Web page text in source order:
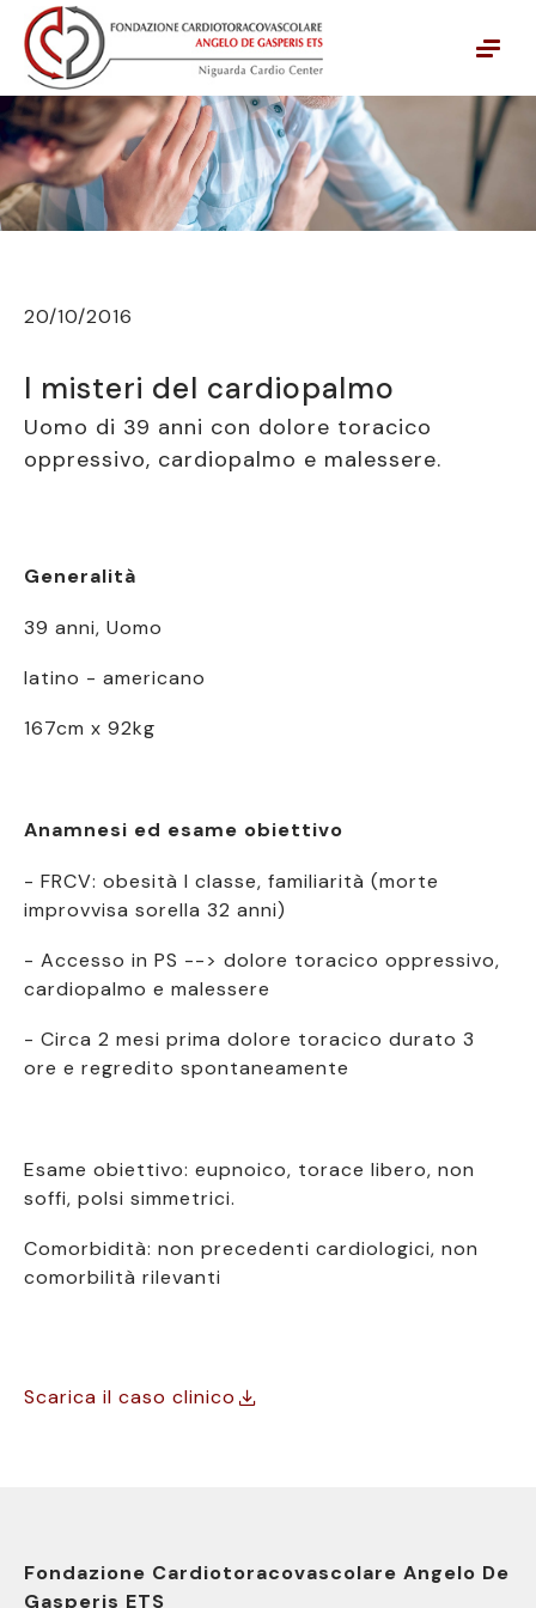
Vai alla navigazione principale
Vai al contenuto principale
20/10/2016
I misteri del cardiopalmo
Uomo di 39 anni con dolore toracico
oppressivo, cardiopalmo e malessere.
Generalità
39 anni, Uomo
latino - americano
167cm x 92kg
Anamnesi ed esame obiettivo
- FRCV: obesità I classe, familiarità (morte
improvvisa sorella 32 anni)
- Accesso in PS --> dolore toracico oppressivo,
cardiopalmo e malessere
- Circa 2 mesi prima dolore toracico durato 3
ore e regredito spontaneamente
Esame obiettivo: eupnoico, torace libero, non
soffi, polsi simmetrici.
Comorbidità: non precedenti cardiologici, non
comorbilità rilevanti
Scarica il caso clinico
Fondazione Cardiotoracovascolare Angelo De
Gasperis ETS